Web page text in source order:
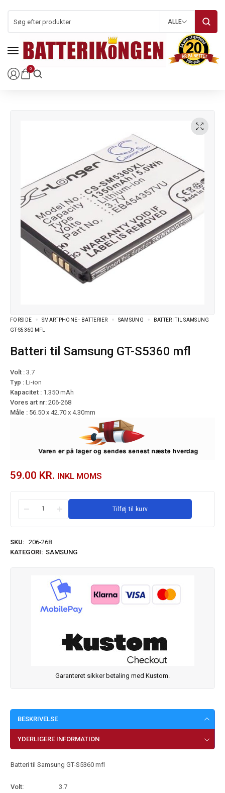
0
ALLE
FORSIDE SMARTPHONE - BATTERIER SAMSUNG
BATTERI TIL SAMSUNG
GT-S5360 MFL
Batteri til Samsung GT-S5360 mfl
Volt : 3.7
Typ : Li-ion
Kapacitet : 1.350 mAh
Vores art nr: 206-268
Måle : 56.50 x 42.70 x 4.30mm
59.00 KR. INKL MOMS
Tilføj til kurv
SKU: 206-268
KATEGORI: SAMSUNG
Garanteret sikker betaling med Kustom.
BESKRIVELSE
YDERLIGERE INFORMATION
Batteri til Samsung GT-S5360 mfl
Volt:
3.7